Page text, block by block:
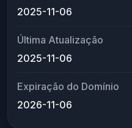
2025-11-06
Última Atualização
2025-11-06
Expiração do Domínio
2026-11-06